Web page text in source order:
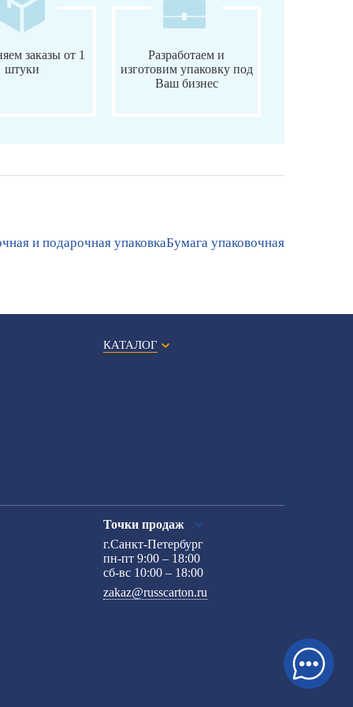
заказы от 1
штуки
Разработаем и
изготовим упаковку под
Ваш бизнес
и подарочная упаковкаБумага упаковочная
КАТАЛОГ
Точки продаж
г.Санкт-Петербург
пн-пт 9:00 – 18:00
сб-вс 10:00 – 18:00
zakaz@russcarton.ru